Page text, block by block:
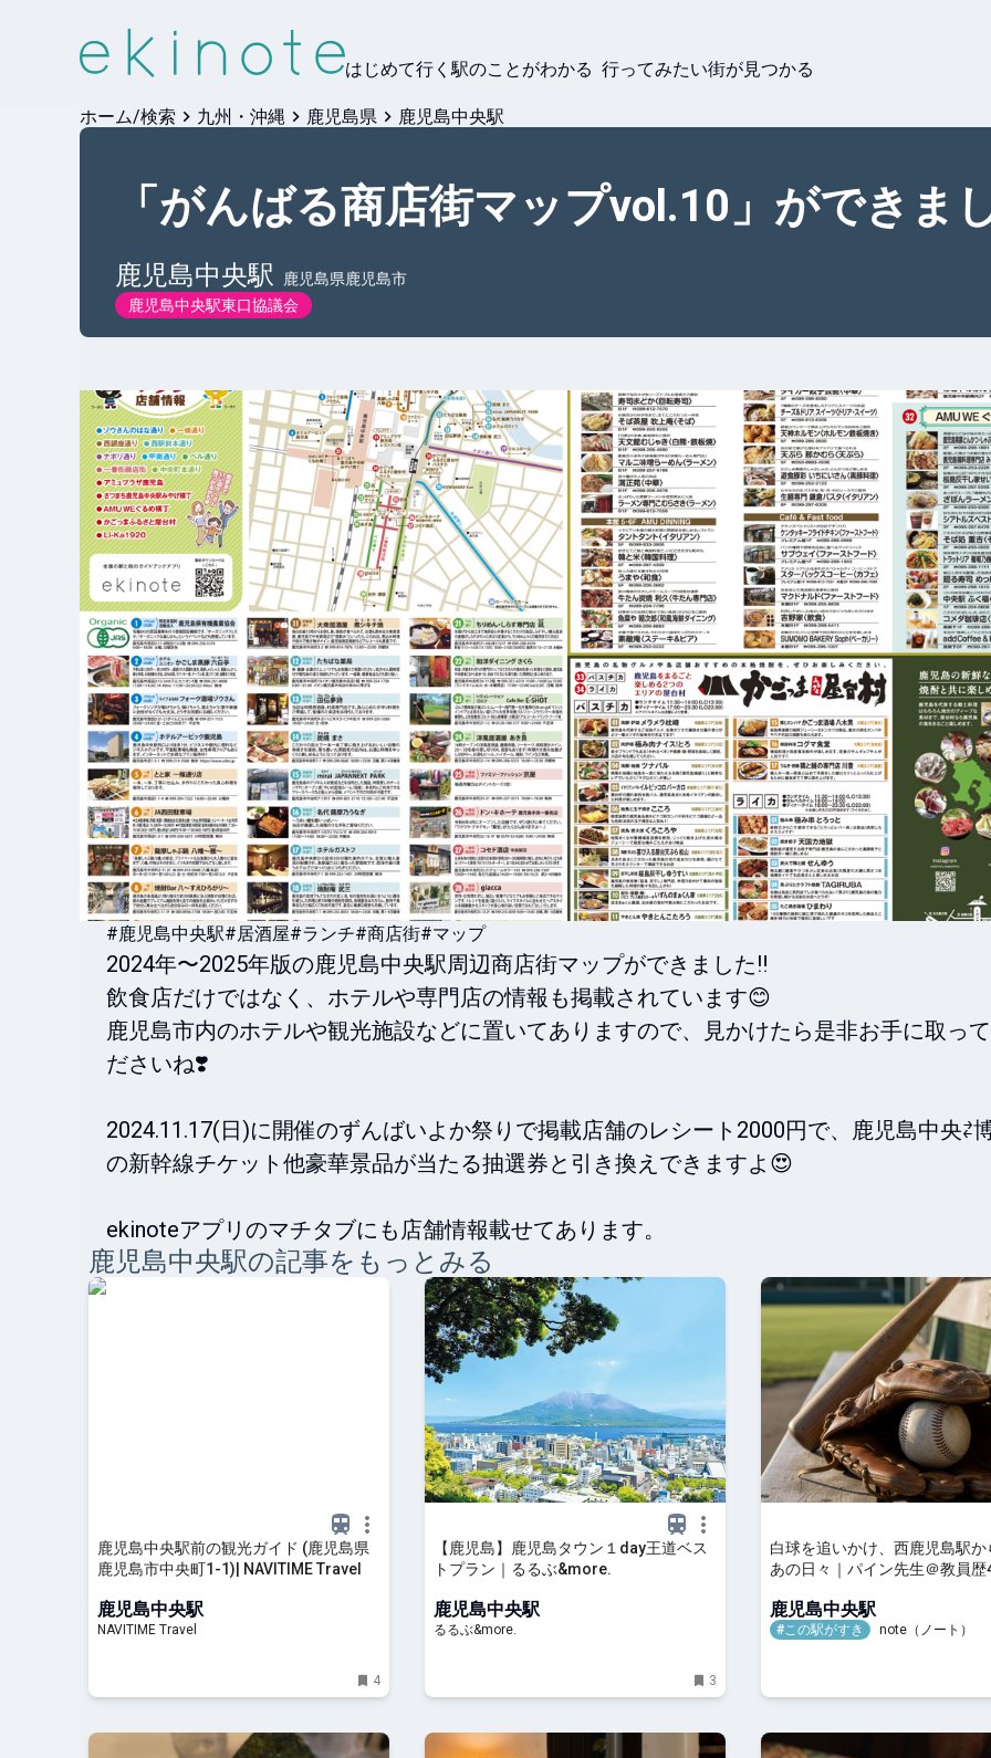
はじめて行く駅のことがわかる 行ってみたい街が見つかる
ホーム/検索 九州・沖縄 鹿児島県 鹿児島中央駅
「がんばる商店街マップvol.10」ができま
鹿児島中央駅
鹿児島県鹿児島市
鹿児島中央駅東口協議会
#鹿児島中央駅#居酒屋#ランチ#商店街#マップ
2024年〜2025年版の鹿児島中央駅周辺商店街マップができました‼️
飲食店だけではなく、ホテルや専門店の情報も掲載されています😊
鹿児島市内のホテルや観光施設などに置いてありますので、見かけたら是非お手に取っ
ださいね❣️
2024.11.17(日)に開催のずんばいよか祭りで掲載店舗のレシート2000円で、鹿児島中央⇄
の新幹線チケット他豪華景品が当たる抽選券と引き換えできますよ😍
ekinoteアプリのマチタブにも店舗情報載せてあります。
鹿児島中央駅の記事をもっとみる
鹿児島中央駅前の観光ガイド (鹿児島県
鹿児島市中央町1-1)| NAVITIME Travel
鹿児島中央駅
NAVITIME Travel
4
【鹿児島】鹿児島タウン１day王道ベス
トプラン｜るるぶ&more.
鹿児島中央駅
るるぶ&more.
3
白球を追いかけ、西鹿児島駅か
あの日々｜パイン先生＠教員
現場から〜
鹿児島中央駅
#この駅がすき note（ノート）